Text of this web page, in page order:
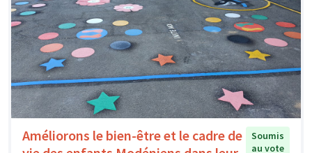
Améliorons le bien-être et le cadre de
Soumis
au vote